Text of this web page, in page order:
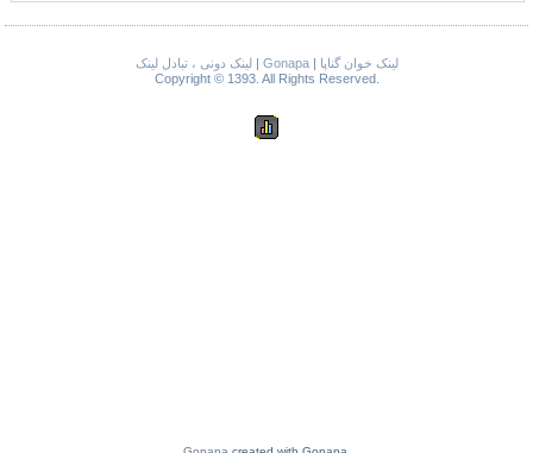
لینک دونی ، تبادل لینک| Gonapa|
لینک خوان گناپا
Copyright © 1393. All Rights Reserved.